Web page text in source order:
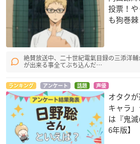
投票！
も狗巻棘
絶賛放送中、二十世紀電氣目録の三添洋
が出来る事全てぶち込んだ…
ランキング アンケート 話題 声優
オタク
キャラ
は『鬼
6年版】